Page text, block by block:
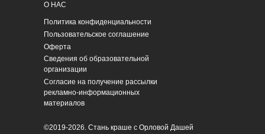
О НАС
Политика конфиденциальности
Пользовательское соглашение
Оферта
©2019-2026. Стань краше с Орловой Дашей
Согласие на получение рассылки
рекламно-информационных
материалов
Сведения об образовательной
организации